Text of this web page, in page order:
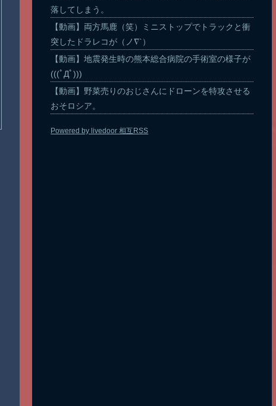
落してしまう。
【動画】両方馬鹿（笑）ミニストップでトラックと衝
突したドラレコが（ノ∇`）
【動画】地震発生時の熊本総合病院の手術室の様子が
(((ﾟДﾟ)))
【動画】野菜売りのおじさんにドローンを特攻させる
おそロシア。
Powered by livedoor 相互RSS